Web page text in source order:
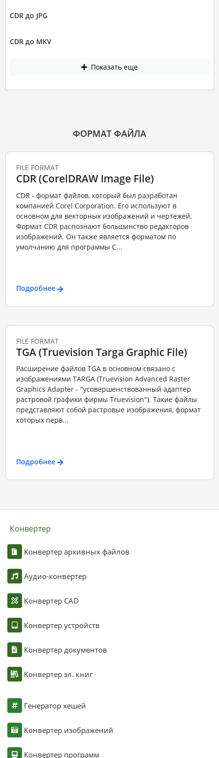
CDR до JPG
CDR до MKV
Показать еще
ФОРМАТ ФАЙЛА
FILE FORMAT
CDR (CorelDRAW Image File)
CDR - формат файлов, который был разработан
компанией Corel Corporation. Его используют в
основном для векторных изображений и чертежей.
Формат CDR распознают большинство редакторов
изображений. Он также является форматом по
умолчанию для программы C...
Подробнее
FILE FORMAT
TGA (Truevision Targa Graphic File)
Расширение файлов TGA в основном связано с
изображениями TARGA (Truevision Advanced Raster
Graphics Adapter - "усовершенствованный адаптер
растровой графики фирмы Truevision"). Такие файлы
представляют собой растровые изображения, формат
которых перв...
Подробнее
Конвертер
Конвертер архивных файлов
Аудио-конвертер
Конвертер CAD
Конвертер устройств
Конвертер документов
Конвертер эл. книг
Генератор хешей
Конвертер изображений
Конвертер программ